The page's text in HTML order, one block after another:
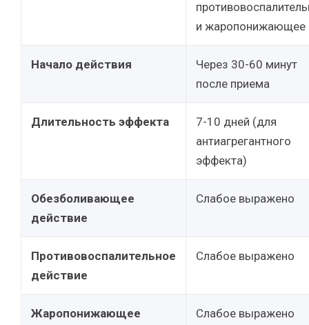
и жаропонижающее
Начало действия
Через 30-60 минут
после приема
Длительность эффекта
7-10 дней (для
антиагрегантного
эффекта)
Обезболивающее
действие
Слабое выражено
Противовоспалительное
действие
Слабое выражено
Жаропонижающее
Слабое выражено